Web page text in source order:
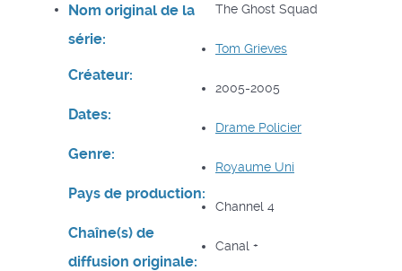
Nom original de la
série:
The Ghost Squad
Créateur:
Tom Grieves
Dates:
2005-2005
Genre:
Drame Policier
Pays de production:
Royaume Uni
Chaîne(s) de
diffusion originale:
Channel 4
Canal +